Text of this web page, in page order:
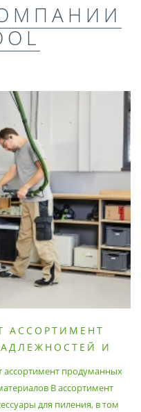
АССОРТИМЕНТ
И
ассортимент продуманных
В ассортимент
для пиления, в том